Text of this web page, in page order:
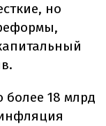
но
18 млрд